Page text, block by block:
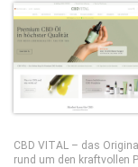
CBD VITAL – das
rund um den kraftvollen